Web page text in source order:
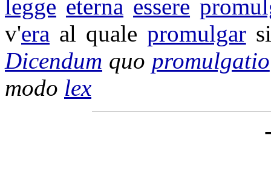
legge eterna essere
v'era al quale promulgarsi
Dicendum quo promulgatio
modo lex